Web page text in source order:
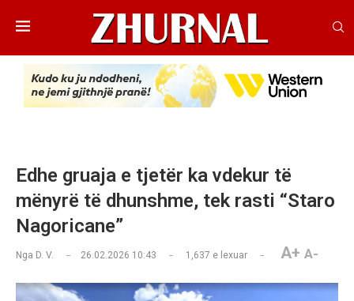
Edhe gruaja e tjetër ka vdekur të
mënyrë të dhunshme, tek rasti “Staro
Nagoricane”
Nga D. V. 26.02.2026 10:43 1,637 e lexuar A+ A-